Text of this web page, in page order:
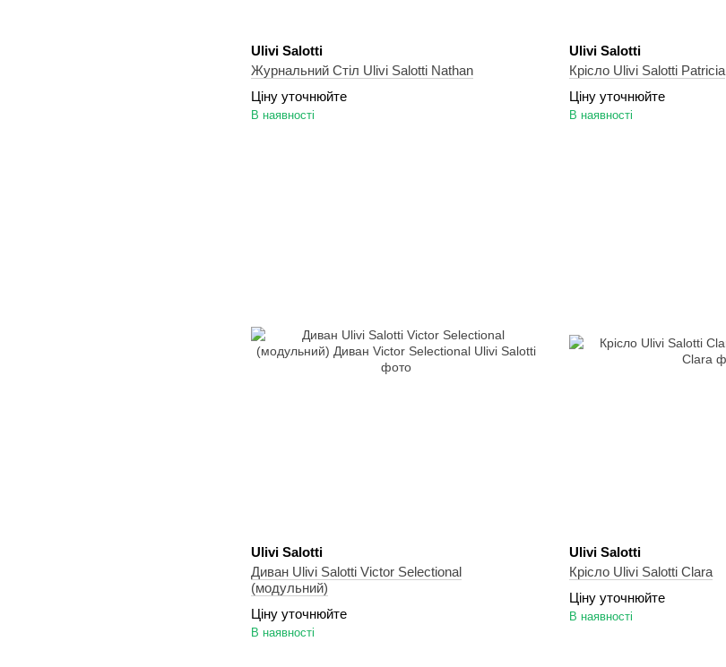
Ulivi Salotti
Журнальний Стіл Ulivi Salotti Nathan
Ціну уточнюйте
В наявності
Ulivi Salotti
Крісло Ulivi Salotti Patricia
Ціну уточнюйте
В наявності
Ulivi Salotti
Диван Ulivi Salotti Victor Selectional
(модульний)
Ціну уточнюйте
В наявності
Ulivi Salotti
Крісло Ulivi Salotti Clara
Ціну уточнюйте
В наявності